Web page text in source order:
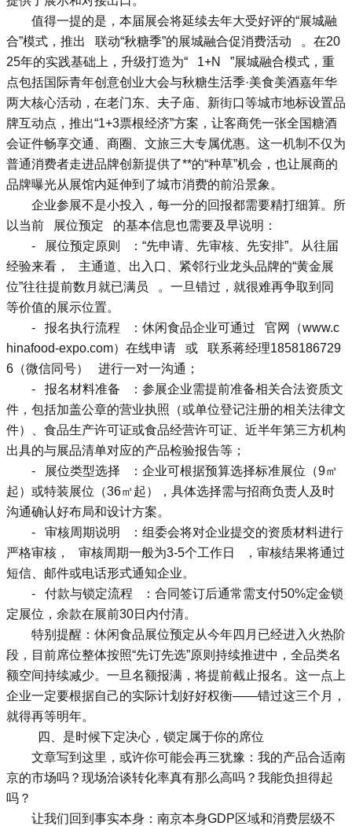
值得一提的是，本届展会将延续去年大受好评的“展城融
合”模式，推出 联动“秋糖季”的展城融合促消费活动 。在20
25年的实践基础上，升级打造为“ 1+N ”展城融合模式，重
点包括国际青年创意创业大会与秋糖生活季·美食美酒嘉年华
两大核心活动，在老门东、夫子庙、新街口等城市地标设置品
牌互动点，推出“1+3票根经济”方案，让客商凭一张全国糖酒
会证件畅享交通、商圈、文旅三大专属优惠。这一机制不仅为
普通消费者走进品牌创新提供了**的“种草”机会，也让展商的
品牌曝光从展馆内延伸到了城市消费的前沿景象。
企业参展不是小投入，每一分的回报都需要精打细算。所
以当前 展位预定 的基本信息也需要及早说明：
- 展位预定原则 ：“先申请、先审核、先安排”。从往届
经验来看， 主通道、出入口、紧邻行业龙头品牌的“黄金展
位”往往提前数月就已满员 。一旦错过，就很难再争取到同
等价值的展示位置。
- 报名执行流程 ：休闲食品企业可通过 官网（www.c
hinafood-expo.com）在线申请 或 联系蒋经理1858186729
6（微信同号） 进行一对一沟通；
- 报名材料准备 ：参展企业需提前准备相关合法资质文
件，包括加盖公章的营业执照（或单位登记注册的相关法律文
件）、食品生产许可证或食品经营许可证、近半年第三方机构
出具的与展品清单对应的产品检验报告等；
- 展位类型选择 ：企业可根据预算选择标准展位（9㎡
起）或特装展位（36㎡起），具体选择需与招商负责人及时
沟通确认好布局和设计方案。
- 审核周期说明 ：组委会将对企业提交的资质材料进行
严格审核， 审核周期一般为3-5个工作日 ，审核结果将通过
短信、邮件或电话形式通知企业。
- 付款与锁定流程 ：合同签订后通常需支付50%定金锁
定展位，余款在展前30日内付清。
特别提醒：休闲食品展位预定从今年四月已经进入火热阶
段，目前席位整体按照“先订先选”原则持续推进中，全品类名
额空间持续减少。一旦名额报满，将提前截止报名。这一点上
企业一定要根据自己的实际计划好好权衡——错过这三个月，
就得再等明年。
四、是时候下定决心，锁定属于你的席位
文章写到这里，或许你可能会再三犹豫：我的产品合适南
京的市场吗？现场洽谈转化率真有那么高吗？我能负担得起
吗？
让我们回到事实本身：南京本身GDP区域和消费层级不